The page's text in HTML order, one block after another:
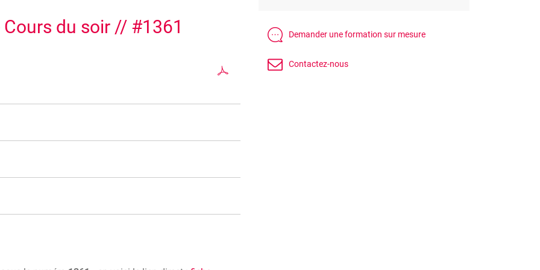
du soir // #1361
base des résultats du test d'évaluation réalisé en ligne
et selon les caractéristiques duCadre